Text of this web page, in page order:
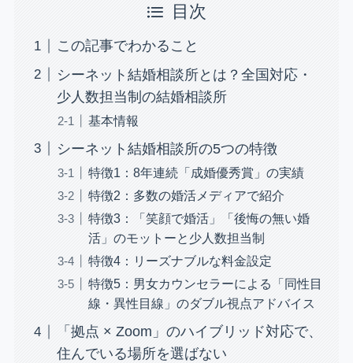
目次
この記事でわかること
シーネット結婚相談所とは？全国対応・
少人数担当制の結婚相談所
基本情報
シーネット結婚相談所の5つの特徴
特徴1：8年連続「成婚優秀賞」の実績
特徴2：多数の婚活メディアで紹介
特徴3：「笑顔で婚活」「後悔の無い婚
活」のモットーと少人数担当制
特徴4：リーズナブルな料金設定
特徴5：男女カウンセラーによる「同性目
線・異性目線」のダブル視点アドバイス
「拠点 × Zoom」のハイブリッド対応で、
住んでいる場所を選ばない